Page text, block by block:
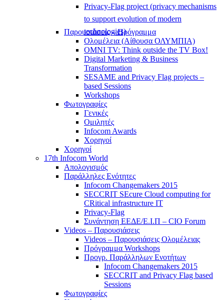
Privacy-Flag project (privacy mechanisms
to support evolution of modern
technologies)
Παρουσιάσεις – Πρόγραμμα
Ολομέλεια (Αίθουσα ΟΛΥΜΠΙΑ)
OMNI TV: Think outside the TV Box!
Digital Marketing & Business
Transformation
SESAME and Privacy Flag projects –
based Sessions
Workshops
Φωτογραφίες
Γενικές
Ομιλητές
Infocom Awards
Χορηγοί
Χορηγοί
17th Infocom World
Απολογισμός
Παράλληλες Ενότητες
Infocom Changemakers 2015
SECCRIT SEcure Cloud computing for
CRitical infrastructure IT
Privacy-Flag
Συνάντηση ΕΕΔΕ/Ε.Ι.Π – CIO Forum
Videos – Παρουσιάσεις
Videos – Παρουσιάσεις Ολομέλειας
Πρόγραμμα Workshops
Προγρ. Παράλληλων Ενοτήτων
Infocom Changemakers 2015
SECCRIT and Privacy Flag based
Sessions
Φωτογραφίες